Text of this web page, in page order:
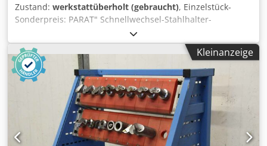
Zustand: werkstattüberholt (gebraucht), Einzelstück-
Sonderpreis: PARAT" Schnellwechsel-Stahlhalter-
Aufnahmen haben eine hohe Positionsgenauigkeit und
Wiederholgenauigkeit. Diese Drehstahlhalter-Aufnahmen
sind sehr stabil und schwingungsarm. Drehmaschinen-
Drehstahl-Aufnahmehalter Grundgröße = "WD" Aufnahme
für Drehstähle max.Höhe: 40mm-45mm Hersteller: PARAT,
AXA, Länge: ca. 150mm Djdpfxehtvqpo Alceck Bilder:
1801_01_01 (Lager 1 Stück) Stahlhalteraufnahme WD40 =
40x150mm DHL-Paketversand innerhalb BRD: 9,00€
Kleinanzeige